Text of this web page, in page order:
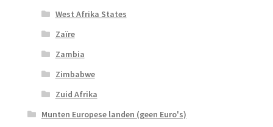
West Afrika States
Zaïre
Zambia
Zimbabwe
Zuid Afrika
Munten Europese landen (geen Euro's)